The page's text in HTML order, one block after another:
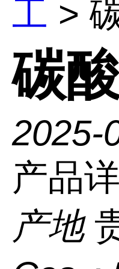
工 >
碳
2025-
产品
产地